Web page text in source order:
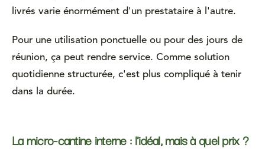
livrés varie énormément d'un prestataire à l'autre.
Pour une utilisation ponctuelle ou pour des jours de
réunion, ça peut rendre service. Comme solution
quotidienne structurée, c'est plus compliqué à tenir
dans la durée.
La micro-cantine interne : l'idéal, mais à quel prix ?